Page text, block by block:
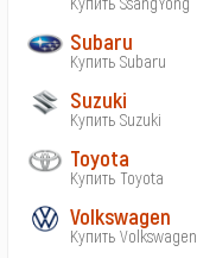
Subaru
Купить Subaru
Suzuki
Купить Suzuki
Toyota
Купить Toyota
Volkswagen
Купить Volkswagen